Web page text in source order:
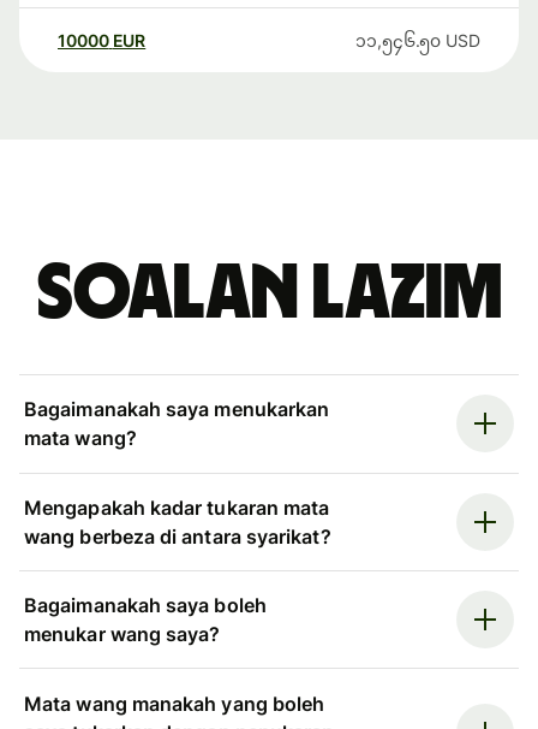
10000 EUR ၁၁,၅၄၆.၅၀ USD
Soalan Lazim
Bagaimanakah saya menukarkan
mata wang?
Mengapakah kadar tukaran mata
wang berbeza di antara syarikat?
Bagaimanakah saya boleh
menukar wang saya?
Mata wang manakah yang boleh